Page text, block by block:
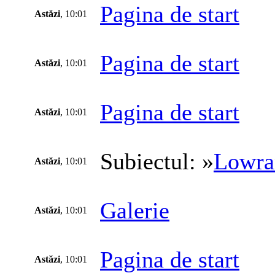
Astăzi, 10:01 Pagina de start
Astăzi, 10:01 Pagina de start
Astăzi, 10:01 Pagina de start
Astăzi, 10:01 Subiectul: »
Astăzi, 10:01 Galerie
Astăzi, 10:01 Pagina de start